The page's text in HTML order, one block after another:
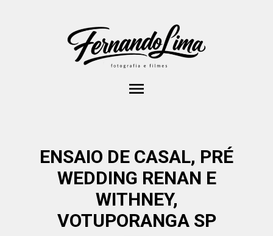
menu
ENSAIO DE CASAL, PRÉ
WEDDING RENAN E
WITHNEY,
VOTUPORANGA SP